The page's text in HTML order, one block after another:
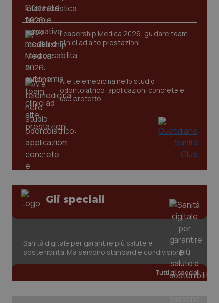
Leadership Medica 2026: guidare team
clinici ad alte prestazioni
AI e telemedicina nello studio
odontoiatrico: applicazioni concrete e
uso protetto
Gli speciali
Sanità digitale per garantire più salute e
sostenibilità. Ma servono standard e condivisione
Tutti gli speciali
CookieScriptConsent
CookieScript
tracking-sites-ironfish-
www.quotidianosanita.it
2
session-id
www.quotidianosanita.it
_ga
Google LLC
1